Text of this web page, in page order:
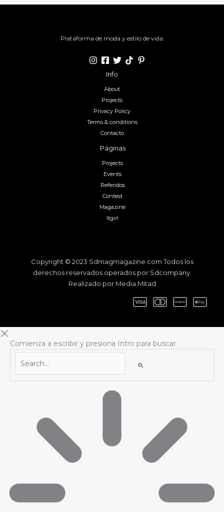
Plataforma de moda y estilo de vida.
Info
About
Projects
Privacy Policy
Terms & conditions
Contacto
Páginas
Projects
Events
Referidos
Contest
Magazine
Itgirl
Copyright © 2023 Sdmagmagazine.com Todos los
derechos reservados operados por Sdcompany.
Realizado por Media Mitad
Comienza a escribir y presiona Intro para buscar